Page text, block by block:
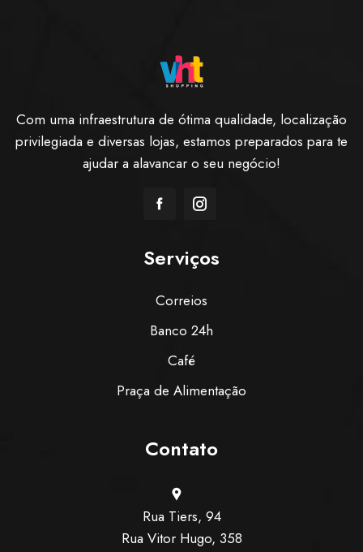
Com uma infraestrutura de ótima qualidade, localização
privilegiada e diversas lojas, estamos preparados para te
ajudar a alavancar o seu negócio!
Serviços
Correios
Banco 24h
Café
Praça de Alimentação
Contato
Rua Tiers, 94
Rua Vitor Hugo, 358